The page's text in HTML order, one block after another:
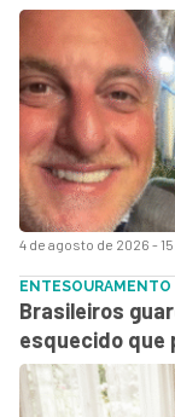
4 de agosto de 2026 -
ENTESOURAMENTO
Brasileiros
esquecido que